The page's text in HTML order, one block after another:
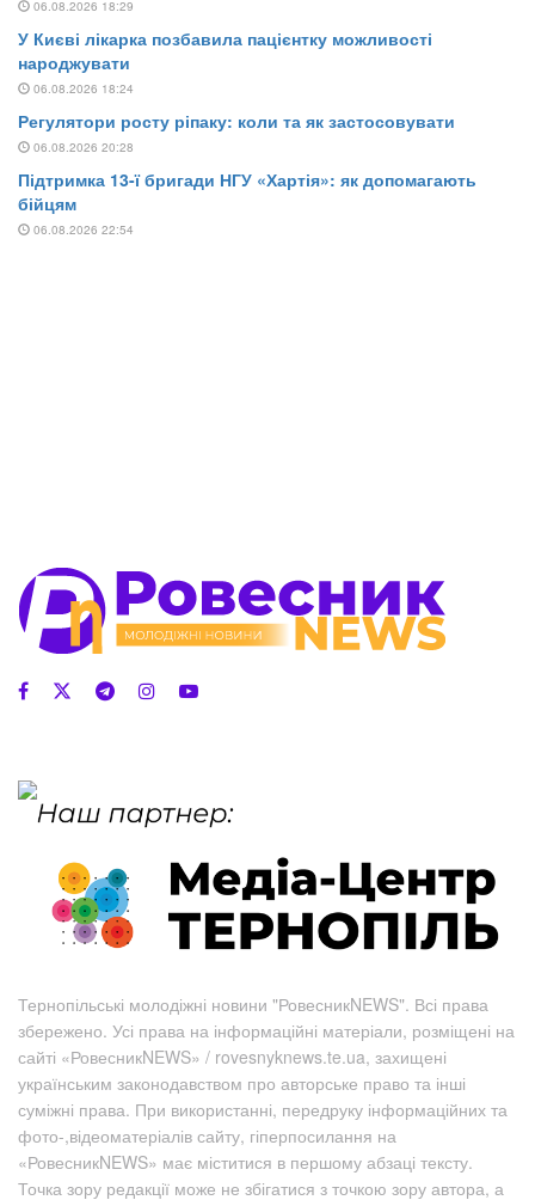
Тернопільські молодіжні новини "РовесникNEWS". Всі права
збережено. Усі права на інформаційні матеріали, розміщені на
сайті «РовесникNEWS» / rovesnyknews.te.ua, захищені
українським законодавством про авторське право та інші
суміжні права. При використанні, передруку інформаційних та
фото-,відеоматеріалів сайту, гіперпосилання на
«РовесникNEWS» має міститися в першому абзаці тексту.
Точка зору редакції може не збігатися з точкою зору автора, а